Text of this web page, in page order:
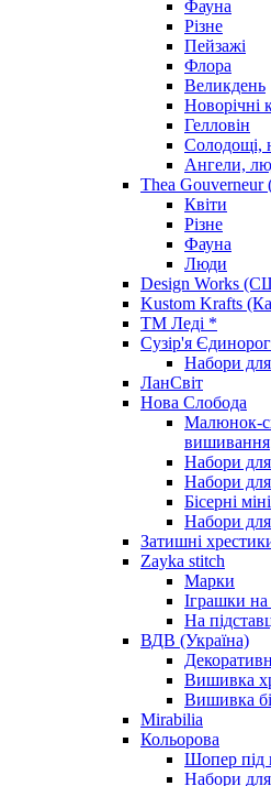
Фауна
Різне
Пейзажі
Флора
Великдень
Новорічні
Гелловін
Солодощі,
Ангели,
Thea Gouverneur
Квіти
Різне
Фауна
Люди
Design Works
Kustom Krafts
ТМ Леді *
Сузір'я
Набори
ЛанСвіт
Нова Слобода
Малюнок-
вишивання
Набори
Набори
Бісерні
Набори
Затишні
Zayka stitch
Марки
Іграшки на
На
ВДВ (Україна)
Вишивка
Вишивка
Mirabilia
Кольорова
Шопер під
Набори